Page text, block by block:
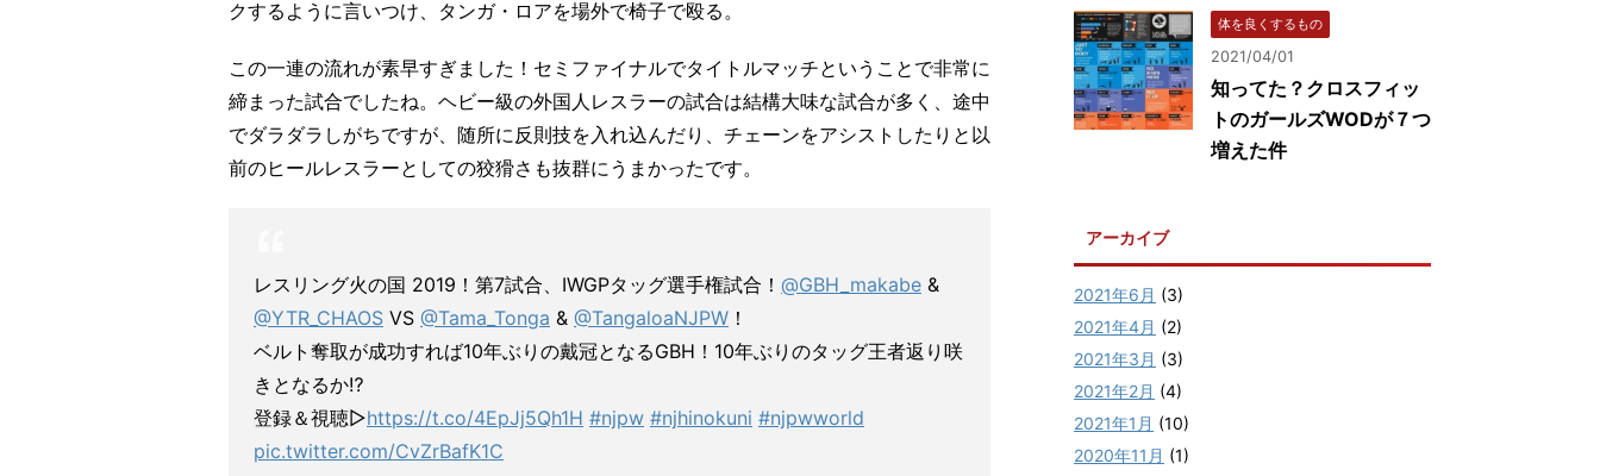
クするように言いつけ、タンガ・ロアを場外で椅子で殴る。
この一連の流れが素早すぎました！セミファイナルでタイトルマッチということで非常に
締まった試合でしたね。ヘビー級の外国人レスラーの試合は結構大味な試合が多く、途中
でダラダラしがちですが、随所に反則技を入れ込んだり、チェーンをアシストしたりと以
前のヒールレスラーとしての狡猾さも抜群にうまかったです。
レスリング火の国 2019！第7試合、IWGPタッグ選手権試合！ @GBH_makabe &
@YTR_CHAOS VS @Tama_Tonga & @TangaloaNJPW ！
ベルト奪取が成功すれば10年ぶりの戴冠となるGBH！10年ぶりのタッグ王者返り咲
きとなるか⁉︎
登録＆視聴▷https://t.co/4EpJj5Qh1H #njpw #njhinokuni #njpwworld
pic.twitter.com/CvZrBafK1C
体を良くするもの
2021/04/01
知ってた？クロスフィッ
トのガールズWODが７つ
増えた件
アーカイブ
2021年6月 (3)
2021年4月 (2)
2021年3月 (3)
2021年2月 (4)
2021年1月 (10)
2020年11月 (1)